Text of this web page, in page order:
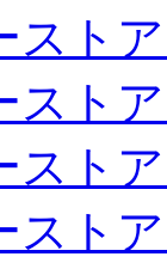
スト
スト
スト
スト